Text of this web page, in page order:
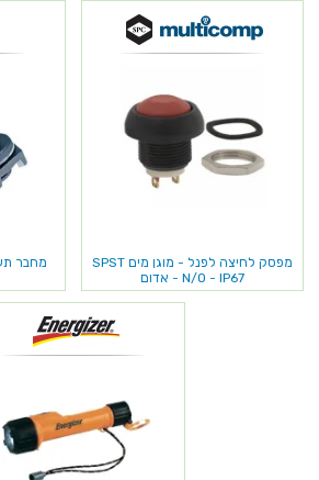
מפסק לחיצה לפנל - מוגן מים SPST
N/O - IP67 - אדום